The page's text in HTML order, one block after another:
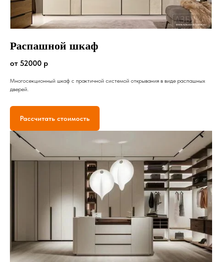
Распашной шкаф
от 52000 р
Многосекционный шкаф с практичной системой открывания в виде распашных
дверей.
Рассчитать стоимость